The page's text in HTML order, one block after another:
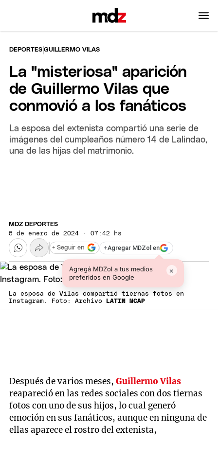
DEPORTES |GUILLERMO VILAS
La "misteriosa" aparición
de Guillermo Vilas que
conmovió a los fanáticos
La esposa del extenista compartió una serie de
imágenes del cumpleaños número 14 de Lalindao,
una de las hijas del matrimonio.
MDZ DEPORTES
8 de enero de 2024 · 07:42 hs
+Agregar MDZol en
Agregá MDZol a tus medios
preferidos en Google
×
+ Seguir en
La esposa de Vilas compartió tiernas fotos en
Instagram. Foto: Archivo
LATIN NCAP
Después de varios meses,Guillermo Vilas
reapareció en las redes sociales con dos tiernas
fotos con uno de sus hijos, lo cual generó
emoción en sus fanáticos, aunque en ninguna de
ellas aparece el rostro del extenista,